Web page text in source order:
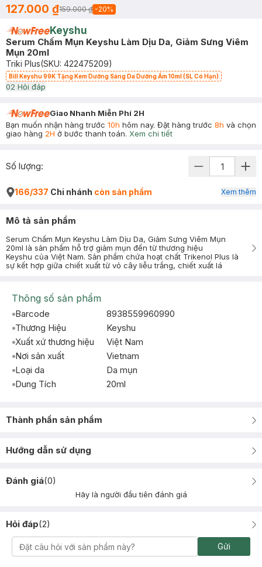
127.000 ₫159.000 ₫ -20%
Keyshu
Serum Chấm Mụn Keyshu Làm Dịu Da, Giảm Sưng Viêm
Mụn 20ml
Triki Plus(SKU: 422475209)
Bill Keyshu 99K Tặng Kem Dưỡng Sáng Da Dưỡng Ẩm 10ml (SL Có Hạn)
02 Hỏi đáp
Giao Nhanh Miễn Phí 2H
Bạn muốn nhận hàng trước 10h hôm nay. Đặt hàng trước 8h và chọn
giao hàng 2H ở bước thanh toán. Xem chi tiết
Số lượng:
166/337 Chi nhánh còn sản phẩm Xem thêm
Mô tả sản phẩm
Serum Chấm Mụn Keyshu Làm Dịu Da, Giảm Sưng Viêm Mụn
20ml là sản phẩm hỗ trợ giảm mụn đến từ thương hiệu
Keyshu của Việt Nam. Sản phẩm chứa hoạt chất Trikenol Plus là
sự kết hợp giữa chiết xuất từ vỏ cây liễu trắng, chiết xuất lá
Thông số sản phẩm
Barcode
8938559960990
Thương Hiệu
Keyshu
Xuất xứ thương hiệu
Việt Nam
Nơi sản xuất
Vietnam
Loại da
Da mụn
Dung Tích
20ml
Thành phần sản phẩm
Hướng dẫn sử dụng
Đánh giá(0)
Hãy là người đầu tiên đánh giá
Hỏi đáp(2)
Gửi